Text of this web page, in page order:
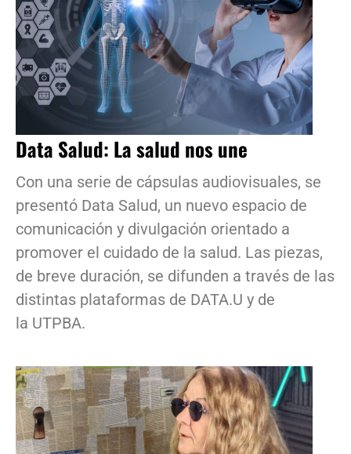
Data Salud: La salud nos une
Con una serie de cápsulas audiovisuales, se
presentó Data Salud, un nuevo espacio de
comunicación y divulgación orientado a
promover el cuidado de la salud. Las piezas,
de breve duración, se difunden a través de las
distintas plataformas de DATA.U y de
la UTPBA.